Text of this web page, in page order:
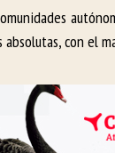
con el